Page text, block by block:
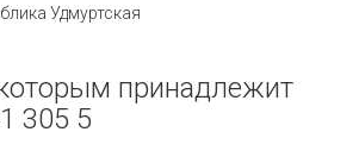
Удмуртская
принадлежит
305 5